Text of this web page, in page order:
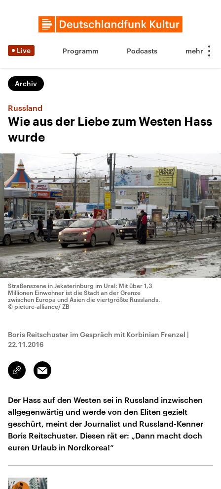
Live Programm Podcasts
Archiv
Russland
Wie aus der Liebe zum Westen Hass
wurde
Straßenszene in Jekaterinburg im Ural: Mit über 1,3
Millionen Einwohner ist die Stadt an der Grenze
zwischen Europa und Asien die viertgrößte Russlands.
© picture-alliance/ ZB
Boris Reitschuster im Gespräch mit Korbinian Frenzel |
22.11.2016
Link
kopieren/teilen
Email
Der Hass auf den Westen sei in Russland inzwischen
allgegenwärtig und werde von den Eliten gezielt
geschürt, meint der Journalist und Russland-Kenner
Boris Reitschuster. Diesen rät er: „Dann macht doch
euren Urlaub in Nordkorea!“